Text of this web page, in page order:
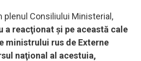
plenul Consiliului Ministerial,
a reacţionat şi pe această cale
ministrului rus de Externe
naţional al acestuia,